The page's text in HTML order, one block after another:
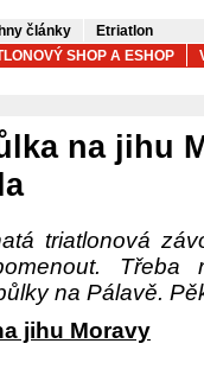
články
Etriatlon
SHOP A ESHOP
na jihu
triatlonová
Třeba
na Pálavě.
jihu Moravy